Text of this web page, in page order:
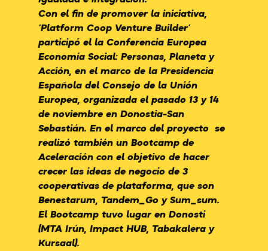
Con el fin de promover la iniciativa,
‘Platform Coop Venture Builder’
participó el laConferencia Europea
Economía Social: Personas, Planeta y
Acción, en el marco de la Presidencia
Española del Consejo de la Unión
Europea, organizada el pasado 13 y 14
de noviembre en Donostia-San
Sebastián. En el marco del proyecto se
realizó también un Bootcamp de
Aceleración con el objetivo de hacer
crecer las ideas de negocio de 3
cooperativas de plataforma, que son
Benestarum, Tandem_Go y Sum_sum.
El Bootcamp tuvo lugar en Donosti
(MTA Irún, Impact HUB, Tabakalera y
Kursaal).